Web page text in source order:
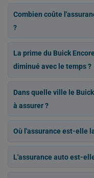
Combien coûte
?
La prime du Buick
diminué avec le temps ?
Dans quelle ville le
à assurer ?
Où l'assurance est-elle
L'assurance auto est-